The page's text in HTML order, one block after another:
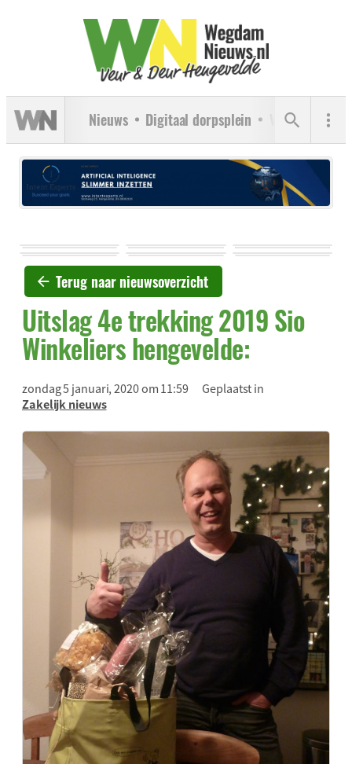
Nieuws Digitaal dorpsplein Verenigingen
Terug naar nieuwsoverzicht
Uitslag 4e trekking 2019 Sio
Winkeliers hengevelde:
zondag 5 januari, 2020 om 11:59
Geplaatst in
Zakelijk nieuws